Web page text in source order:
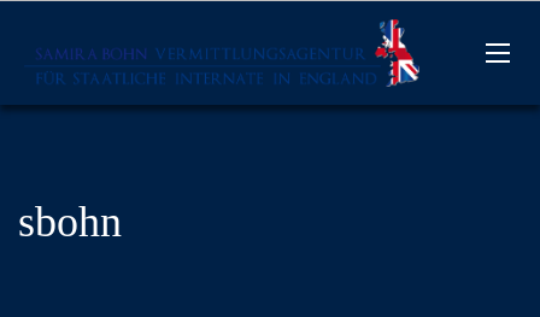
sbohn